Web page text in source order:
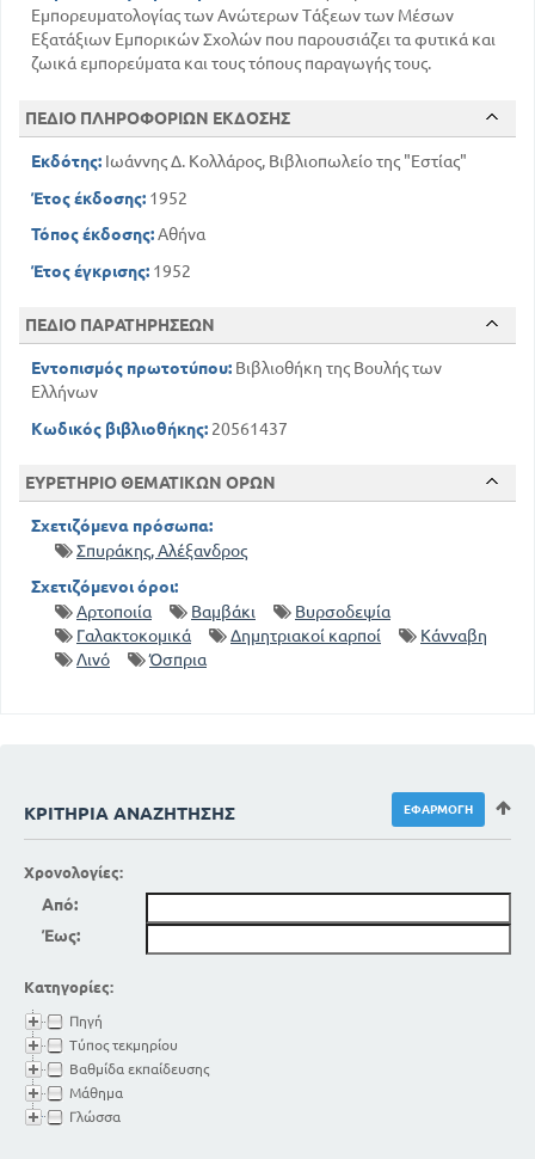
Εμπορευματολογίας των Ανώτερων Τάξεων των Μέσων
Εξατάξιων Εμπορικών Σχολών που παρουσιάζει τα φυτικά και
ζωικά εμπορεύματα και τους τόπους παραγωγής τους.
ΠΕΔΙΟ ΠΛΗΡΟΦΟΡΙΩΝ ΕΚΔΟΣΗΣ
Εκδότης: Ιωάννης Δ. Κολλάρος, Βιβλιοπωλείο της "Εστίας"
Έτος έκδοσης: 1952
Τόπος έκδοσης:Αθήνα
Έτος έγκρισης: 1952
ΠΕΔΙΟ ΠΑΡΑΤΗΡΗΣΕΩΝ
Εντοπισμός πρωτοτύπου: Βιβλιοθήκη της Βουλής των
Ελλήνων
Κωδικός βιβλιοθήκης: 20561437
ΕΥΡΕΤΗΡΙΟ ΘΕΜΑΤΙΚΩΝ ΟΡΩΝ
Σχετιζόμενα πρόσωπα:
Σπυράκης, Αλέξανδρος
Σχετιζόμενοι όροι:
Αρτοποιία
Βαμβάκι
Βυρσοδεψία
Γαλακτοκομικά
Δημητριακοί καρποί
Κάνναβη
Λινό
Όσπρια
ΚΡΙΤΉΡΙΑ ΑΝΑΖΉΤΗΣΗΣ
Χρονολογίες:
Από:
Έως:
Κατηγορίες:
Πηγή
Τύπος τεκμηρίου
Βαθμίδα εκπαίδευσης
Μάθημα
Γλώσσα